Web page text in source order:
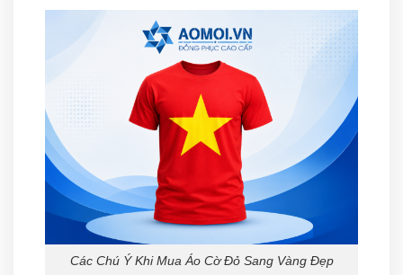
Các Chú Ý Khi Mua Áo Cờ Đỏ Sang Vàng Đẹp